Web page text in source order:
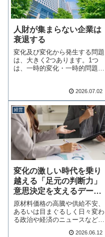
人財が集まらない企業は
衰退する
変化及び変化から発生する問題
は、大きく2つあります。1つ
は、一時的変化・一時的問題で
2026.07.02
経営
変化の激しい時代を乗り
越える「足元の判断力」
意思決定を支えるデータ
の解像度を上げる！
原材料価格の高騰や供給不安、
あるいは目まぐるしく日々変わ
る政治や経済のニュースなど、
2026.06.12